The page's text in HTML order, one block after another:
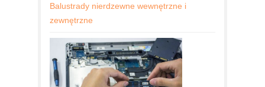
Balustrady nierdzewne wewnętrzne i
zewnętrzne